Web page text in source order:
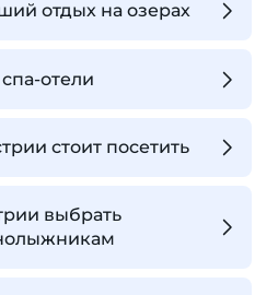
отдых на озерах
отели
стоит посетить
выбрать